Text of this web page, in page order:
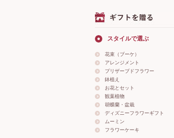
スタイルで選ぶ
花束（ブーケ）
アレンジメント
プリザーブドフラワー
鉢植え
お花とセット
観葉植物
胡蝶蘭・盆栽
ディズニーフラワーギフト
ムーミン
フラワーケーキ